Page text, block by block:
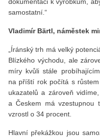
samostatní.“
Vladimír Bärtl, náměstek
„Íránský trh má velký
Blízkého východu, ale
míry kvůli stále
na příští rok počítá s
ukazatelů a zároveň
a Českem má vzestupnou
vzrostl o 34 procent.
Hlavní překážkou jsou